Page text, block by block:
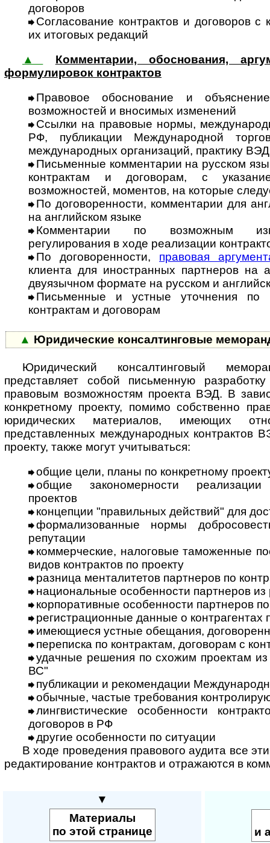
договоров
Согласование контрактов и договоров с
их итоговых редакций
▲
Комментарии, обоснования,
формулировок контрактов
Правовое обоснование и
возможностей и вносимых изменений
Ссылки на правовые нормы,
РФ, публикации Международной
международных организаций, практику ВЭД
Письменные комментарии на рус­ском
конт­рактам и дого­ворам, с
возможностей, моментов, на которые
По договоренности, комментарии для
на английском языке
Комментарии по возможным
регулирования в ходе реализации
По договоренности, правовая
клиента для иностранных партнеров на
двуязычном формате на русском и
Письменные и устные уточнения по
контрактам и договорам
▲ Юридические консалтинговые
Юридический консалтинговый
представляет собой письменную
правовым возможностям проекта ВЭД. В
конкретному проекту, помимо собственно
юридических материалов, имеющих
представленных международных контрактов
проекту, также могут учитываться:
общие цели, планы по конкретному
общие закономерности реализации
проектов
концепции "правильных действий" для
формализованные нормы
репутации
коммерческие, налоговые таможенные
видов контрактов по проекту
разница менталитетов партнеров по
национальные особенности партнеров из
корпоративные особенности партнеров
регистрационные данные о контрагентах
имеющиеся устные обещания,
переписка по контрактам, договорам с
удачные решения по схожим проектам
ВС"
публикации и рекомендации
обычные, частые требования
лингвистические особенности
договоров в РФ
другие особенности по ситуации
В ходе проведения правового аудита все
редактирование контрактов и отражаются в
▼
Материалы
по этой странице
и